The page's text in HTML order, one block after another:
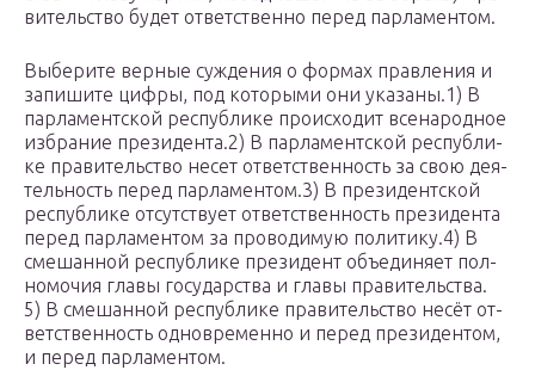
ви­тель­ство будет от­вет­ствен­но перед парламентом.
Выберите вер­ные суж­де­ния о фор­мах прав­ле­ния и
за­пи­ши­те цифры, под ко­то­ры­ми они указаны.1) В
пар­ла­мент­ской рес­пуб­ли­ке про­ис­хо­дит все­на­род­ное
из­бра­ние президента.2) В пар­ла­мент­ской рес­пуб­ли­
ке пра­ви­тель­ство несет от­вет­ствен­ность за свою де­я­
тель­ность перед парламентом.3) В пре­зи­дент­ской
рес­пуб­ли­ке от­сут­ству­ет от­вет­ствен­ность пре­зи­ден­та
перед пар­ла­мен­том за про­во­ди­мую политику.4) В
сме­шан­ной рес­пуб­ли­ке пре­зи­дент объ­еди­ня­ет пол­
но­мо­чия главы го­су­дар­ства и главы правительства.
5) В сме­шан­ной рес­пуб­ли­ке пра­ви­тель­ство несёт от­
вет­ствен­ность од­но­вре­мен­но и перед президентом,
и перед парламентом.